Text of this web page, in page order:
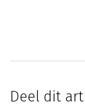
Deel dit